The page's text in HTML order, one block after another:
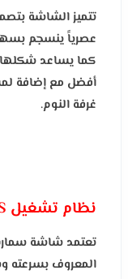
تتميز الشاشة
عصرياً ينسجم
كما يساعد
أفضل مع إضافة
غرفة النوم.
نظام تشغيل WebOS سريع وسهل الاستخدام
المعروف بسرعته